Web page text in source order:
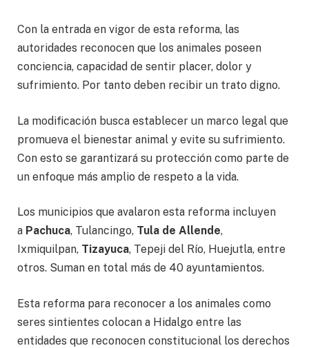
Con la entrada en vigor de esta reforma, las
autoridades reconocen que los animales poseen
conciencia, capacidad de sentir placer, dolor y
sufrimiento. Por tanto deben recibir un trato digno.
La modificación busca establecer un marco legal que
promueva el bienestar animal y evite su sufrimiento.
Con esto se garantizará su protección como parte de
un enfoque más amplio de respeto a la vida.
Los municipios que avalaron esta reforma incluyen
a Pachuca, Tulancingo, Tula de Allende,
Ixmiquilpan, Tizayuca, Tepeji del Río, Huejutla, entre
otros. Suman en total más de 40 ayuntamientos.
Esta reforma para reconocer a los animales como
seres sintientes colocan a Hidalgo entre las
entidades que reconocen constitucional los derechos